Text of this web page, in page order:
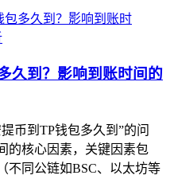
久到？影响到账时间的
币到TP钱包多久到”的问
的核心因素，关键因素包
不同公链如BSC、以太坊等